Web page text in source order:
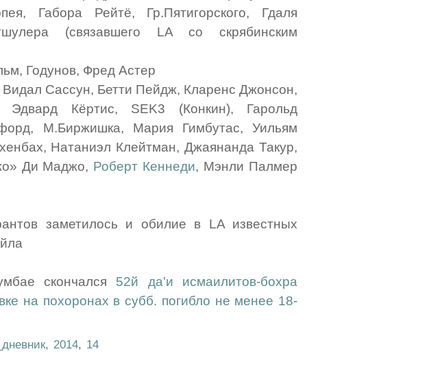
Габора Рейтё, Гр.Пятигорского, Гдаля
(связавшего LA со скрябинским
Годунов, Фред Астер
Сассун, Бетти Пейдж, Кларенс Джонсон,
Кёртис, SEK3 (Конкин), Гарольд
М.Биржишка, Мария Гимбутас, Уильям
Натаниэл Клейтман, Джаянанда Такур,
Ди Маджо, Роберт Кеннеди, Мэнли Палмер
заметилось и обилие в LA известных
скончался 52й да'и исмаилитов-бохра
на похоронах в субб. погибло не менее 18-
, 2014, 14